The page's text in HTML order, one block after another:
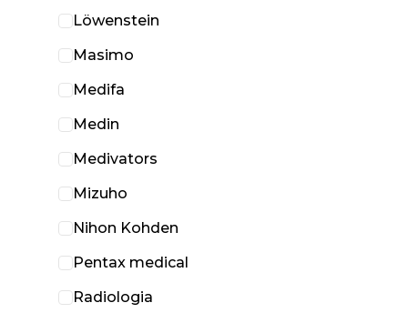
Löwenstein
Masimo
Medifa
Medin
Medivators
Mizuho
Nihon Kohden
Pentax medical
Radiologia